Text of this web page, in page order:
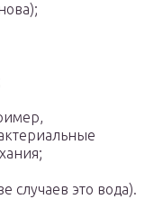
случаев это вода).